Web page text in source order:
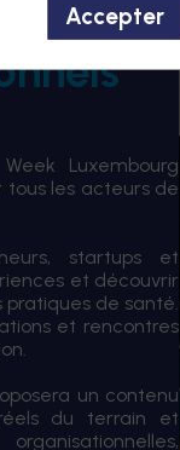
Luxembourg
tous les acteurs de
startups et
et découvrir
pratiques de santé.
et rencontres
un contenu
du terrain et
Accepter